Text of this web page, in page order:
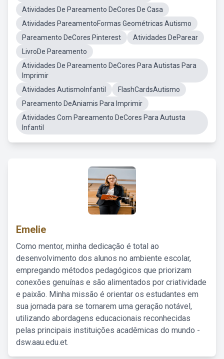
Atividades De Pareamento DeCores De Casa
Atividades PareamentoFormas Geométricas Autismo
Pareamento DeCores Pinterest
Atividades DeParear
LivroDe Pareamento
Atividades De Pareamento DeCores Para Autistas Para
Imprimir
Atividades AutismoInfantil
FlashCardsAutismo
Pareamento DeAniamis Para Imprimir
Atividades Com Pareamento DeCores Para Autusta
Infantil
Emelie
Como mentor, minha dedicação é total ao
desenvolvimento dos alunos no ambiente escolar,
empregando métodos pedagógicos que priorizam
conexões genuínas e são alimentados por criatividade
e paixão. Minha missão é orientar os estudantes em
sua jornada para se tornarem uma geração notável,
utilizando abordagens educacionais reconhecidas
pelas principais instituições acadêmicas do mundo -
dsw.aau.edu.et.